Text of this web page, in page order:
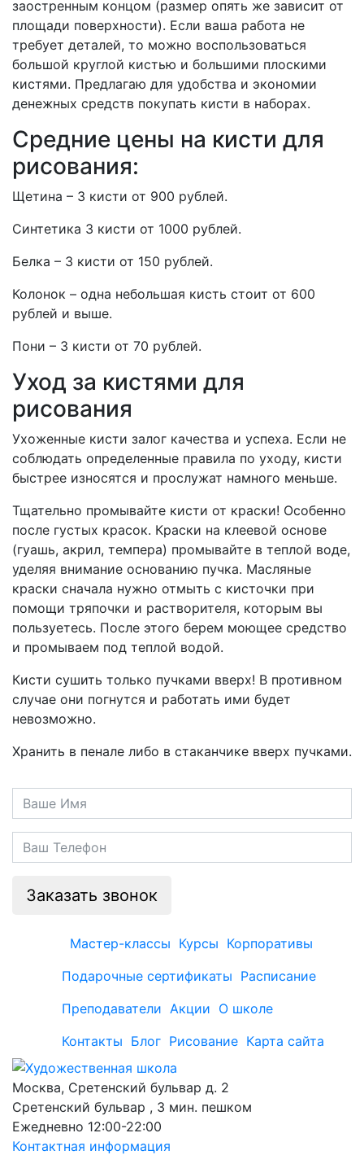
заостренным концом (размер опять же зависит от
площади поверхности). Если ваша работа не
требует деталей, то можно воспользоваться
большой круглой кистью и большими плоскими
кистями. Предлагаю для удобства и экономии
денежных средств покупать кисти в наборах.
Средние цены на кисти для
рисования:
Щетина – 3 кисти от 900 рублей.
Синтетика 3 кисти от 1000 рублей.
Белка – 3 кисти от 150 рублей.
Колонок – одна небольшая кисть стоит от 600
рублей и выше.
Пони – 3 кисти от 70 рублей.
Уход за кистями для
рисования
Ухоженные кисти залог качества и успеха. Если не
соблюдать определенные правила по уходу, кисти
быстрее износятся и прослужат намного меньше.
Тщательно промывайте кисти от краски! Особенно
после густых красок. Краски на клеевой основе
(гуашь, акрил, темпера) промывайте в теплой воде,
уделяя внимание основанию пучка. Масляные
краски сначала нужно отмыть с кисточки при
помощи тряпочки и растворителя, которым вы
пользуетесь. После этого берем моющее средство
и промываем под теплой водой.
Кисти сушить только пучками вверх! В противном
случае они погнутся и работать ими будет
невозможно.
Хранить в пенале либо в стаканчике вверх пучками.
Заказать звонок
Мастер-классы Курсы Корпоративы
Подарочные сертификаты Расписание
Преподаватели Акции О школе
Контакты Блог Рисование Карта сайта
Москва, Сретенский бульвар д. 2
Сретенский бульвар , 3 мин. пешком
Ежедневно 12:00-22:00
Контактная информация